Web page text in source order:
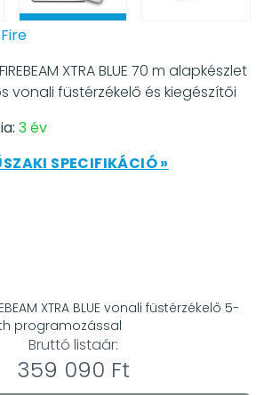
XTRA BLUE 70 m alapkészlet
vonali füstérzékelő és kiegészítői
3 év
SPECIFIKÁCIÓ »
XTRA BLUE vonali füstérzékelő 5-
programozással
Bruttó listaár:
359 090 Ft